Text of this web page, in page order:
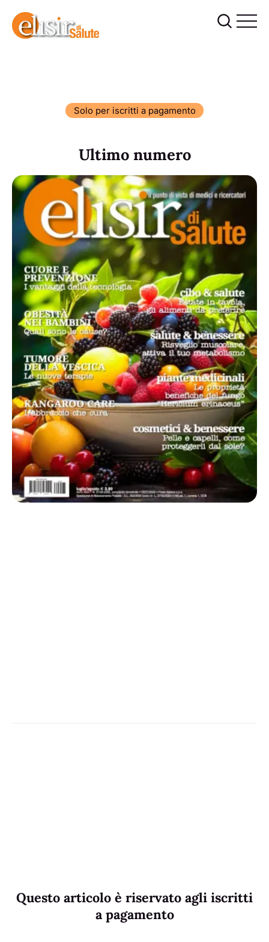
Solo per iscritti a pagamento
Ultimo numero
Questo articolo è riservato agli iscritti
a pagamento